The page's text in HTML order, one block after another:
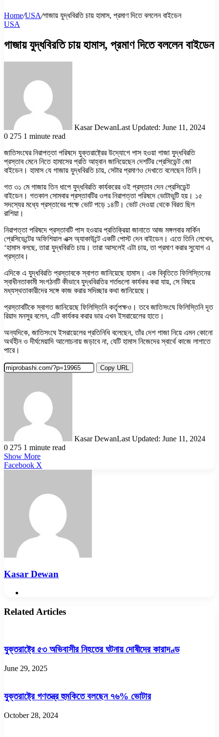
Home/USA/গাজায় যুদ্ধবিরতি চায় হামাস, প্রমাণ দিতে বললেন বাইডেন
USA
গাজায় যুদ্ধবিরতি চায় হামাস, প্রমাণ দিতে বললেন বাইডেন
Kasar DewanLast Updated: June 11, 2024
0 275 1 minute read
জাতিসংঘের নিরাপত্তা পরিষদে যুক্তরাষ্ট্রের উদ্যোগে পাস হওয়া গাজা যুদ্ধবিরতি
প্রস্তাব মেনে নিতে হামাসের প্রতি আহ্বান জানিয়েছেন দেশটির প্রেসিডেন্ট জো
বাইডেন। হামাস যে গাজায় যুদ্ধবিরতি চায়, সেটার প্রমাণও দেখাতে বলেছেন তিনি।
গত ৩১ মে গাজায় তিন ধাপে যুদ্ধবিরতি কার্যকরের ওই প্রস্তাব দেন প্রেসিডেন্ট
বাইডেন। গতকাল সোমবার প্রস্তাবটির ওপর নিরাপত্তা পরিষদে ভোটাভুটি হয়। ১৫
সদস্যের মধ্যে প্রস্তাবের পক্ষে ভোট পড়ে ১৪টি। ভোট দেওয়া থেকে বিরত ছিল
রাশিয়া।
নিরাপত্তা পরিষদে প্রস্তাবটি পাস হওয়ার প্রতিক্রিয়া জানাতে আজ মঙ্গলবার মার্কিন
প্রেসিডেন্টের অফিশিয়াল এক্স অ্যাকাউন্টে একটি পোস্ট দেন বাইডেন। এতে তিনি লেখেন,
‘হামাস বলছে, তারা যুদ্ধবিরতি চায়। তারা আসলেই এটা চায়, তা প্রমাণ করার সুযোগ এ
প্রস্তাব।
এদিকে এ যুদ্ধবিরতি প্রস্তাবকে স্বাগত জানিয়েছে হামাস। এক বিবৃতিতে ফিলিস্তিনের
স্বাধীনতাকামী সংগঠনটি কীভাবে যুদ্ধবিরতির শর্তগুলো কার্যকর করা যায়, সে বিষয়ে
মধ্যস্থতাকারীদের সঙ্গে কাজ করার সদিচ্ছার কথা জানিয়েছে।
প্রস্তাবটিকে স্বাগত জানিয়েছে ফিলিস্তিনি কর্তৃপক্ষও। তবে জাতিসংঘে ফিলিস্তিনি দূত
রিয়াদ মনসুর বলেন, এটি কার্যকর করার ভার এখন ইসরায়েলের হাতে।
অন্যদিকে, জাতিসংঘে ইসরায়েলের প্রতিনিধি বলেছেন, তাঁর দেশ গাজা নিয়ে এমন কোনো
অর্থহীন ও দীর্ঘমেয়াদি আলোচনায় জড়াবে না, যেটি হামাস নিজেদের স্বার্থে কাজে লাগাতে
পারে।
Copy URL
Kasar DewanLast Updated: June 11, 2024
0 275 1 minute read
Show More
Facebook X
Kasar Dewan
Related Articles
যুক্তরাষ্ট্রে ৫৩ অভিবাসীর নিহতের ঘটনায় দোষীদের কারাদণ্ড
June 29, 2025
যুক্তরাষ্ট্রে গণতন্ত্র হুমকিতে বলছেন ৭৬% ভোটার
October 28, 2024